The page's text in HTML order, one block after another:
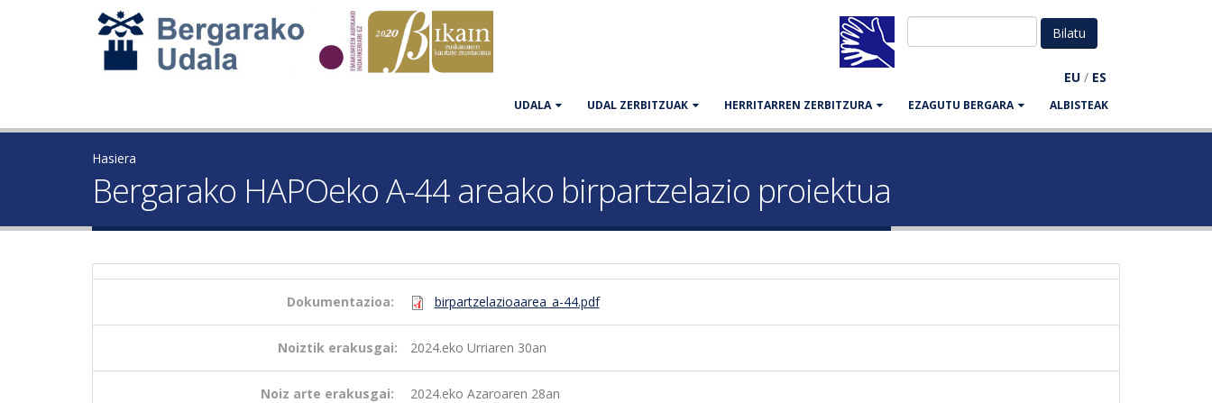
EU / ES
UDALA UDAL ZERBITZUAK HERRITARREN ZERBITZURA EZAGUTU BERGARA ALBISTEAK
Hasiera
Bergarako HAPOeko A-44 areako birpartzelazio proiektua
Dokumentazioa: birpartzelazioaarea_a-44.pdf
Noiztik erakusgai: 2024.eko Urriaren 30an
Noiz arte erakusgai: 2024.eko Azaroaren 28an